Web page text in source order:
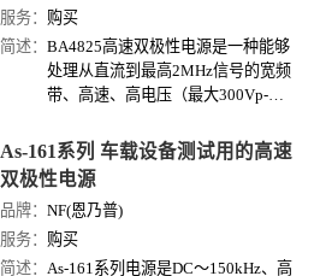
服务： 购买
简述：BA4825高速双极性电源是一种能够
处理从直流到最高2MHz信号的宽频
带、高速、高电压（最大300Vp-
电压电流的功率放大器。
As-161系列 车载设备测试用的高速
双极性电源
品牌：NF(恩乃普)
服务： 购买
简述：As-161系列电源是DC～150kHz、高